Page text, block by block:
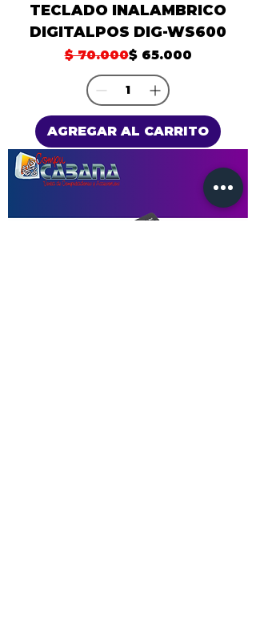
TECLADO INALAMBRICO
DIGITALPOS DIG-WS600
Precio
$ 70.000Precio de oferta
$ 65.000
AGREGAR AL CARRITO